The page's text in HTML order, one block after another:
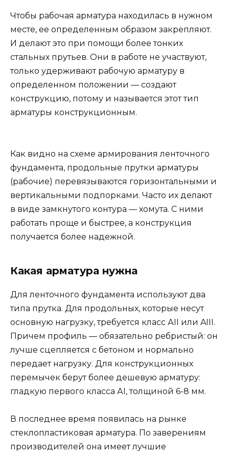
Чтобы рабочая арматура находилась в нужном
месте, ее определенным образом закрепляют.
И делают это при помощи более тонких
стальных прутьев. Они в работе не участвуют,
только удерживают рабочую арматуру в
определенном положении — создают
конструкцию, потому и называется этот тип
арматуры конструкционным.
Как видно на схеме армирования ленточного
фундамента, продольные прутки арматуры
(рабочие) перевязываются горизонтальными и
вертикальными подпорками. Часто их делают
в виде замкнутого контура — хомута. С ними
работать проще и быстрее, а конструкция
получается более надежной.
Какая арматура нужна
Для ленточного фундамента используют два
типа прутка. Для продольных, которые несут
основную нагрузку, требуется класс АII или AIII.
Причем профиль — обязательно ребристый: он
лучше сцепляется с бетоном и нормально
передает нагрузку. Для конструкционных
перемычек берут более дешевую арматуру:
гладкую первого класса АI, толщиной 6-8 мм.
В последнее время появилась на рынке
стеклопластиковая арматура. По заверениям
производителей она имеет лучшие